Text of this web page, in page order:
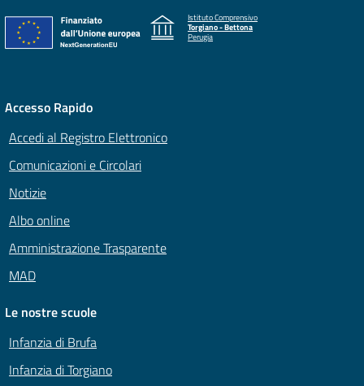
Istituto Comprensivo
Torgiano - Bettona
Perugia
Accesso Rapido
Accedi al Registro Elettronico
Comunicazioni e Circolari
Notizie
Albo online
Amministrazione Trasparente
MAD
Le nostre scuole
Infanzia di Brufa
Infanzia di Torgiano